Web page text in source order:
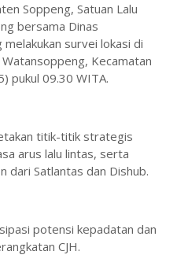
Soppeng, Satuan Lalu
bersama Dinas
survei lokasi di
Kecamatan
pukul 09.30 WITA.
titik-titik strategis
arus lalu lintas, serta
dari Satlantas dan Dishub.
potensi kepadatan dan
CJH.